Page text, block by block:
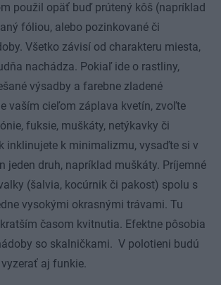
použil opäť buď prútený kôš (napríklad
fóliou, alebo pozinkované či
Všetko závisí od charakteru miesta,
nachádza. Pokiaľ ide o rastliny,
výsadby a farebne zladené
vaším cieľom záplava kvetín, zvoľte
fuksie, muškáty, netýkavky či
inklinujete k minimalizmu, vysaďte si v
jeden druh, napríklad muškáty. Príjemné
(šalvia, kocúrnik či pakost) spolu s
vysokými okrasnými trávami. Tu
časom kvitnutia. Efektne pôsobia
so skalničkami. V polotieni budú
aj funkie.